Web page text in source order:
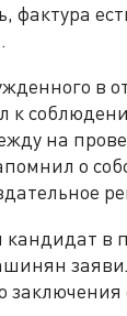
в
на
о
в